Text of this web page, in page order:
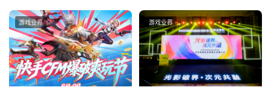
游戏业界 游戏业界